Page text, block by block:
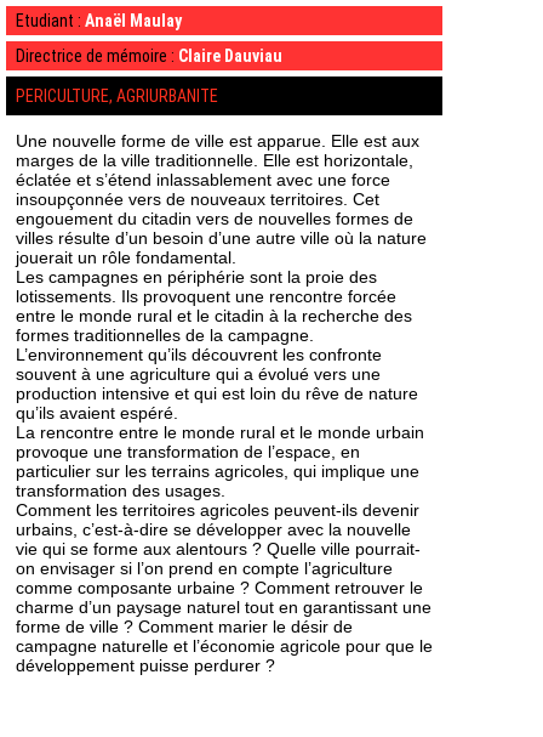
Etudiant : Anaël Maulay
Directrice de mémoire : Claire Dauviau
PERICULTURE, AGRIURBANITE
Une nouvelle forme de ville est apparue. Elle est aux
marges de la ville traditionnelle. Elle est horizontale,
éclatée et s’étend inlassablement avec une force
insoupçonnée vers de nouveaux territoires. Cet
engouement du citadin vers de nouvelles formes de
villes résulte d’un besoin d’une autre ville où la nature
jouerait un rôle fondamental.
Les campagnes en périphérie sont la proie des
lotissements. Ils provoquent une rencontre forcée
entre le monde rural et le citadin à la recherche des
formes traditionnelles de la campagne.
L’environnement qu’ils découvrent les confronte
souvent à une agriculture qui a évolué vers une
production intensive et qui est loin du rêve de nature
qu’ils avaient espéré.
La rencontre entre le monde rural et le monde urbain
provoque une transformation de l’espace, en
particulier sur les terrains agricoles, qui implique une
transformation des usages.
Comment les territoires agricoles peuvent-ils devenir
urbains, c’est-à-dire se développer avec la nouvelle
vie qui se forme aux alentours ? Quelle ville pourrait-
on envisager si l’on prend en compte l’agriculture
comme composante urbaine ? Comment retrouver le
charme d’un paysage naturel tout en garantissant une
forme de ville ? Comment marier le désir de
campagne naturelle et l’économie agricole pour que le
développement puisse perdurer ?